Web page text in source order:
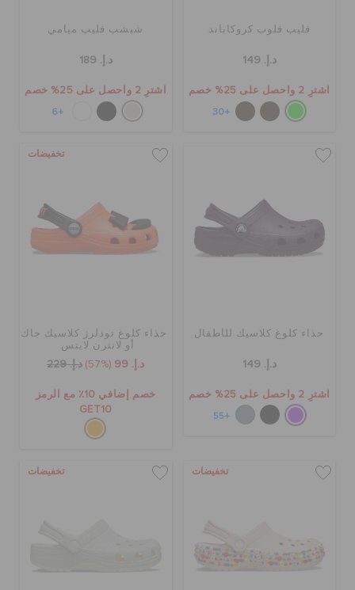
فليب فلوب كروكاباند
د.إ. 149
اشترِ 2 واحصل على 25% خصم
+30
شبشب فليب ميامي
د.إ. 189
اشترِ 2 واحصل على 25% خصم
+6
حذاء كلوغ كلاسيك للأطفال
د.إ. 149
اشترِ 2 واحصل على 25% خصم
+55
تخفيضات
حذاء كلوغ تودلرز كلاسيك جاك
أو لانترن لايتس
د.إ. 99 (57%) د.إ. 229
خصم إضافي 10٪ مع الرمز
GET10
تخفيضات تخفيضات